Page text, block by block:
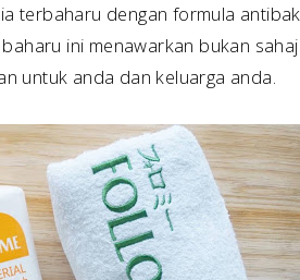
terbaharu dengan formula
ini menawarkan bukan
untuk anda dan keluarga anda.